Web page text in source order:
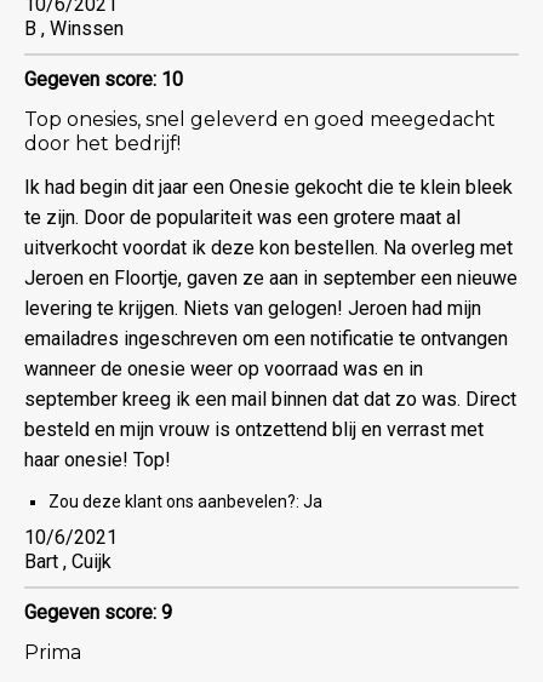
B , Winssen
Gegeven score: 10
Top onesies, snel geleverd en goed meegedacht
door het bedrijf!
Ik had begin dit jaar een Onesie gekocht die te klein bleek
te zijn. Door de populariteit was een grotere maat al
uitverkocht voordat ik deze kon bestellen. Na overleg met
Jeroen en Floortje, gaven ze aan in september een nieuwe
levering te krijgen. Niets van gelogen! Jeroen had mijn
emailadres ingeschreven om een notificatie te ontvangen
wanneer de onesie weer op voorraad was en in
september kreeg ik een mail binnen dat dat zo was. Direct
besteld en mijn vrouw is ontzettend blij en verrast met
haar onesie! Top!
Zou deze klant ons aanbevelen?: Ja
10/6/2021
Bart , Cuijk
Gegeven score: 9
Prima